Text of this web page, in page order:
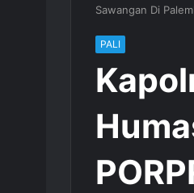
Sawangan Di
PALI